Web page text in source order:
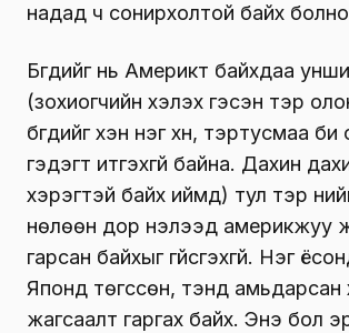
надад ч сонирхолтой байх
Бүгдийг нь Америкт байхдаа
(зохиогчийн хэлэх гэсэн тэр
бүгдийг хэн нэг хүн, тэртусмаа би
гэдэгт итгэхгүй байна. Дахин
хэрэгтэй байх иймд) тул тэр
нөлөөн дор нэлээд америкжуу
гарсан байхыг үгүйсгэхгүй. Нэг
Японд төгссөн, тэнд амьдарсан
жагсаалт гаргах байх. Энэ бол